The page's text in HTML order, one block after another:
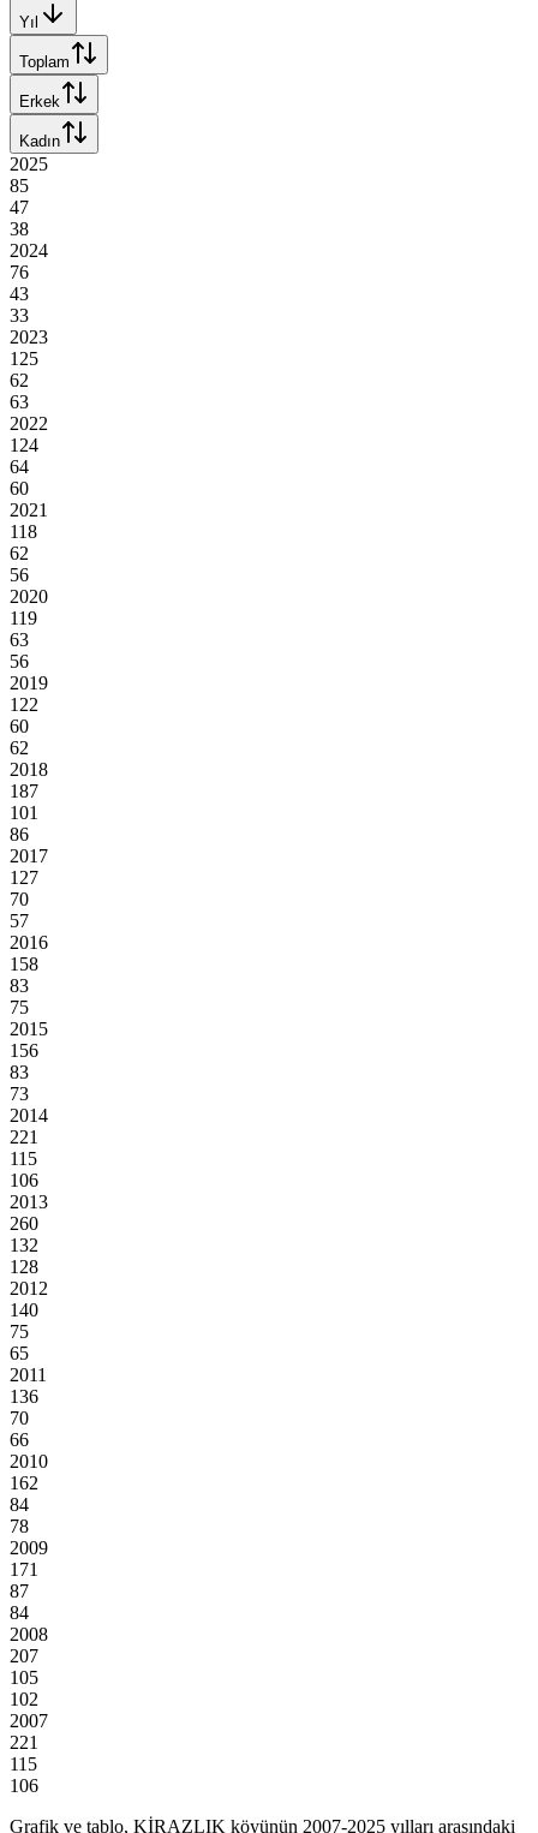
Yıl
Toplam
Erkek
Kadın
2025
85
47
38
2024
76
43
33
2023
125
62
63
2022
124
64
60
2021
118
62
56
2020
119
63
56
2019
122
60
62
2018
187
101
86
2017
127
70
57
2016
158
83
75
2015
156
83
73
2014
221
115
106
2013
260
132
128
2012
140
75
65
2011
136
70
66
2010
162
84
78
2009
171
87
84
2008
207
105
102
2007
221
115
106
Grafik ve tablo, KİRAZLIK köyünün 2007-2025 yılları arasındaki